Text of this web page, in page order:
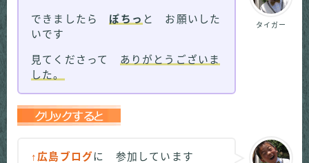
タイガー
できましたら ぽちっ と お願いした
いです
見てくださって ありがとうございま
した。
↑広島ブログに 参加しています